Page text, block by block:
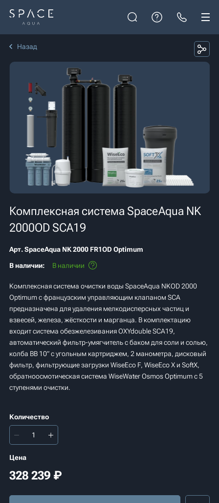
Назад
Комплексная система SpaceAqua NK
2000OD SCA19
Арт.SpaceAqua NK 2000 FR1OD Optimum
В наличии: В наличии
Комплексная система очистки воды SpaceAqua NKOD 2000
Optimum с французским управляющим клапаном SCA
предназначена для удаления мелкодисперсных частиц и
взвесей, железа, жёсткости и марганца. В комплектацию
входит система обезжелезивания OXYdouble SCA19,
автоматический фильтр-умягчитель с баком для соли и солью,
колба BB 10” с угольным картриджем, 2 манометра, дисковый
фильтр, фильтрующие загрузки WiseEco F, WiseEco X и SoftX,
обратноосмотическая система WiseWater Osmos Optimum с 5
ступенями очистки.
Количество
Цена
328 239 ₽